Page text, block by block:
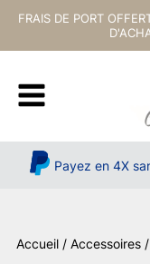
FRAIS DE PORT
Payez en 4X
Accueil / Accessoires /